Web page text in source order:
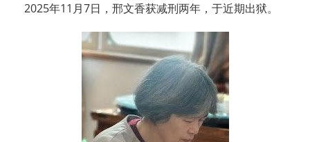
2025年11月7日，邢文香获减刑两年，于近期出狱。